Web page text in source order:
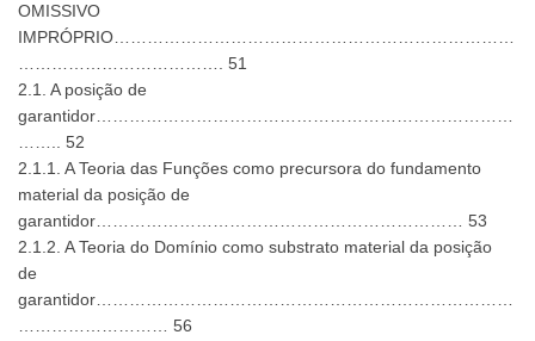
OMISSIVO
IMPRÓPRIO………………………………………………………………
………………………………. 51
2.1. A posição de
garantidor…………………………………………………………………
…….. 52
2.1.1. A Teoria das Funções como precursora do fundamento
material da posição de
garantidor………………………………………………………… 53
2.1.2. A Teoria do Domínio como substrato material da posição
de
garantidor…………………………………………………………………
……………………… 56